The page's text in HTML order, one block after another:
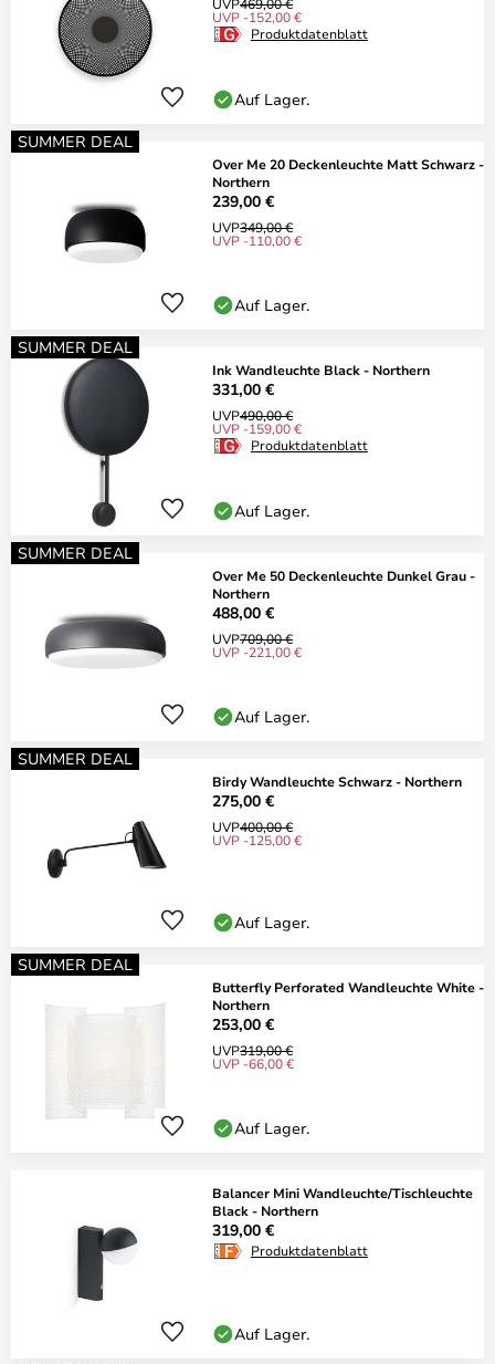
UVP -152,00 €
Produktdatenblatt
Auf Lager.
SUMMER DEAL
Over Me 20 Deckenleuchte Matt Schwarz -
Northern
239,00 €
UVP349,00 €
UVP -110,00 €
Auf Lager.
SUMMER DEAL
Ink Wandleuchte Black - Northern
331,00 €
UVP490,00 €
UVP -159,00 €
Produktdatenblatt
Auf Lager.
SUMMER DEAL
Over Me 50 Deckenleuchte Dunkel Grau -
Northern
488,00 €
UVP709,00 €
UVP -221,00 €
Auf Lager.
SUMMER DEAL
Birdy Wandleuchte Schwarz - Northern
275,00 €
UVP400,00 €
UVP -125,00 €
Auf Lager.
SUMMER DEAL
Butterfly Perforated Wandleuchte White -
Northern
253,00 €
UVP319,00 €
UVP -66,00 €
Auf Lager.
Balancer Mini Wandleuchte/Tischleuchte
Black - Northern
319,00 €
Produktdatenblatt
Auf Lager.